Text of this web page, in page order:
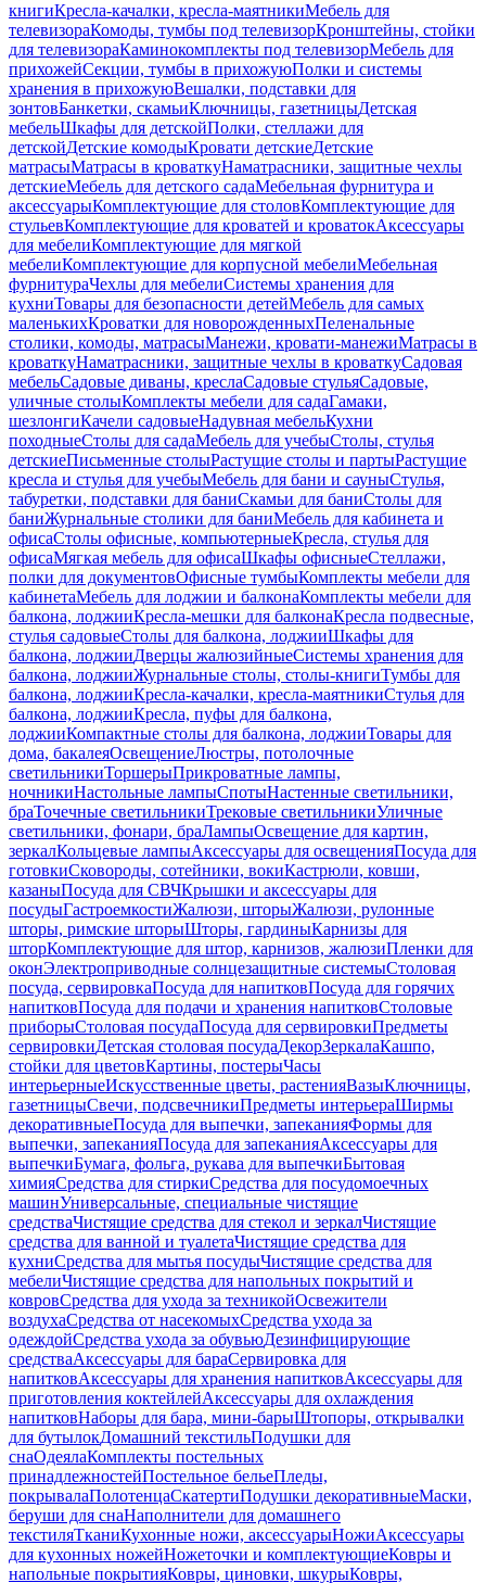
книгиКресла-качалки, кресла-маятникиМебель для
телевизораКомоды, тумбы под телевизорКронштейны, стойки
для телевизораКаминокомплекты под телевизорМебель для
прихожейСекции, тумбы в прихожуюПолки и системы
хранения в прихожуюВешалки, подставки для
зонтовБанкетки, скамьиКлючницы, газетницыДетская
мебельШкафы для детскойПолки, стеллажи для
детскойДетские комодыКровати детскиеДетские
матрасыМатрасы в кроваткуНаматрасники, защитные чехлы
детскиеМебель для детского садаМебельная фурнитура и
аксессуарыКомплектующие для столовКомплектующие для
стульевКомплектующие для кроватей и кроватокАксессуары
для мебелиКомплектующие для мягкой
мебелиКомплектующие для корпусной мебелиМебельная
фурнитураЧехлы для мебелиСистемы хранения для
кухниТовары для безопасности детейМебель для самых
маленькихКроватки для новорожденныхПеленальные
столики, комоды, матрасыМанежи, кровати-манежиМатрасы в
кроваткуНаматрасники, защитные чехлы в кроваткуСадовая
мебельСадовые диваны, креслаСадовые стульяСадовые,
уличные столыКомплекты мебели для садаГамаки,
шезлонгиКачели садовыеНадувная мебельКухни
походныеСтолы для садаМебель для учебыСтолы, стулья
детскиеПисьменные столыРастущие столы и партыРастущие
кресла и стулья для учебыМебель для бани и сауныСтулья,
табуретки, подставки для баниСкамьи для баниСтолы для
баниЖурнальные столики для баниМебель для кабинета и
офисаСтолы офисные, компьютерныеКресла, стулья для
офисаМягкая мебель для офисаШкафы офисныеСтеллажи,
полки для документовОфисные тумбыКомплекты мебели для
кабинетаМебель для лоджии и балконаКомплекты мебели для
балкона, лоджииКресла-мешки для балконаКресла подвесные,
стулья садовыеСтолы для балкона, лоджииШкафы для
балкона, лоджииДверцы жалюзийныеСистемы хранения для
балкона, лоджииЖурнальные столы, столы-книгиТумбы для
балкона, лоджииКресла-качалки, кресла-маятникиСтулья для
балкона, лоджииКресла, пуфы для балкона,
лоджииКомпактные столы для балкона, лоджииТовары для
дома, бакалеяОсвещениеЛюстры, потолочные
светильникиТоршерыПрикроватные лампы,
ночникиНастольные лампыСпотыНастенные светильники,
браТочечные светильникиТрековые светильникиУличные
светильники, фонари, браЛампыОсвещение для картин,
зеркалКольцевые лампыАксессуары для освещенияПосуда для
готовкиСковороды, сотейники, вокиКастрюли, ковши,
казаныПосуда для СВЧКрышки и аксессуары для
посудыГастроемкостиЖалюзи, шторыЖалюзи, рулонные
шторы, римские шторыШторы, гардиныКарнизы для
шторКомплектующие для штор, карнизов, жалюзиПленки для
оконЭлектроприводные солнцезащитные системыСтоловая
посуда, сервировкаПосуда для напитковПосуда для горячих
напитковПосуда для подачи и хранения напитковСтоловые
приборыСтоловая посудаПосуда для сервировкиПредметы
сервировкиДетская столовая посудаДекорЗеркалаКашпо,
стойки для цветовКартины, постерыЧасы
интерьерныеИскусственные цветы, растенияВазыКлючницы,
газетницыСвечи, подсвечникиПредметы интерьераШирмы
декоративныеПосуда для выпечки, запеканияФормы для
выпечки, запеканияПосуда для запеканияАксессуары для
выпечкиБумага, фольга, рукава для выпечкиБытовая
химияСредства для стиркиСредства для посудомоечных
машинУниверсальные, специальные чистящие
средстваЧистящие средства для стекол и зеркалЧистящие
средства для ванной и туалетаЧистящие средства для
кухниСредства для мытья посудыЧистящие средства для
мебелиЧистящие средства для напольных покрытий и
ковровСредства для ухода за техникойОсвежители
воздухаСредства от насекомыхСредства ухода за
одеждойСредства ухода за обувьюДезинфицирующие
средстваАксессуары для бараСервировка для
напитковАксессуары для хранения напитковАксессуары для
приготовления коктейлейАксессуары для охлаждения
напитковНаборы для бара, мини-барыШтопоры, открывалки
для бутылокДомашний текстильПодушки для
снаОдеялаКомплекты постельных
принадлежностейПостельное бельеПледы,
покрывалаПолотенцаСкатертиПодушки декоративныеМаски,
беруши для снаНаполнители для домашнего
текстиляТканиКухонные ножи, аксессуарыНожиАксессуары
для кухонных ножейНожеточки и комплектующиеКовры и
напольные покрытияКовры, циновки, шкурыКовры,